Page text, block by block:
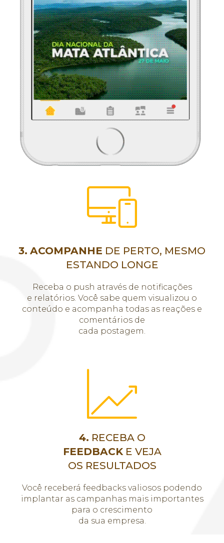
3. ACOMPANHE DE PERTO, MESMO
ESTANDO LONGE
Receba o push através de notificações
e relatórios. Você sabe quem visualizou o
conteúdo e acompanha todas as reações e
comentários de
cada postagem.
4. RECEBA O
FEEDBACKE VEJA
OS RESULTADOS
Você receberá feedbacks valiosos podendo
implantar as campanhas mais importantes
para o crescimento
da sua empresa.